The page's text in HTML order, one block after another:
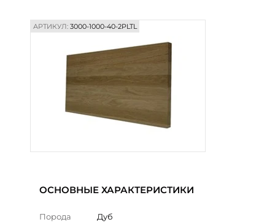
АРТИКУЛ:3000-1000-40-2PLTL
ОСНОВНЫЕ ХАРАКТЕРИСТИКИ
Порода Дуб